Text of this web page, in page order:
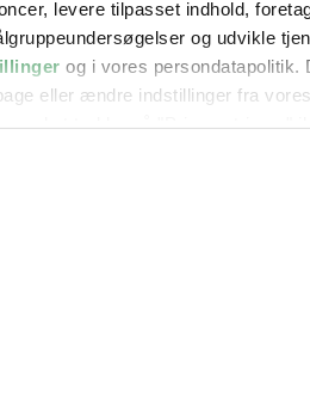
levere tilpasset indhold,
og udvikle
og i vores persondatapolitik.
eller ændre indstillinger fra
gerne:
baseret på en scanning af
websitet.